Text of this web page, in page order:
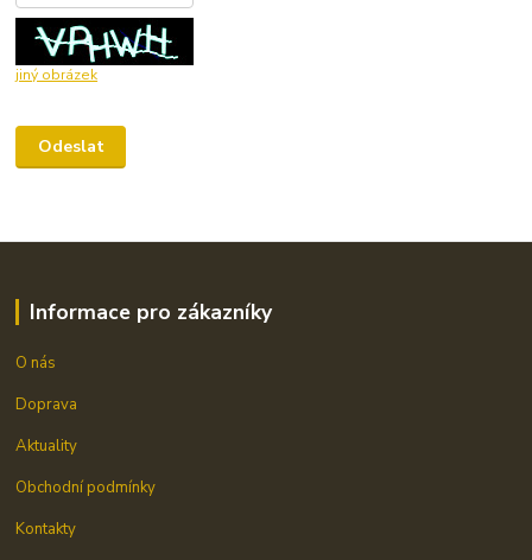
jiný obrázek
Informace pro zákazníky
O nás
Doprava
Aktuality
Obchodní podmínky
Kontakty